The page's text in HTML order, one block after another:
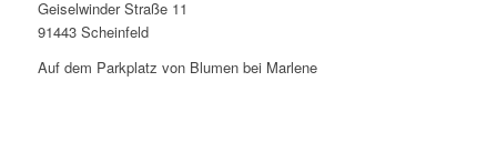
Geiselwinder Straße 11
91443 Scheinfeld
Auf dem Parkplatz von Blumen bei Marlene